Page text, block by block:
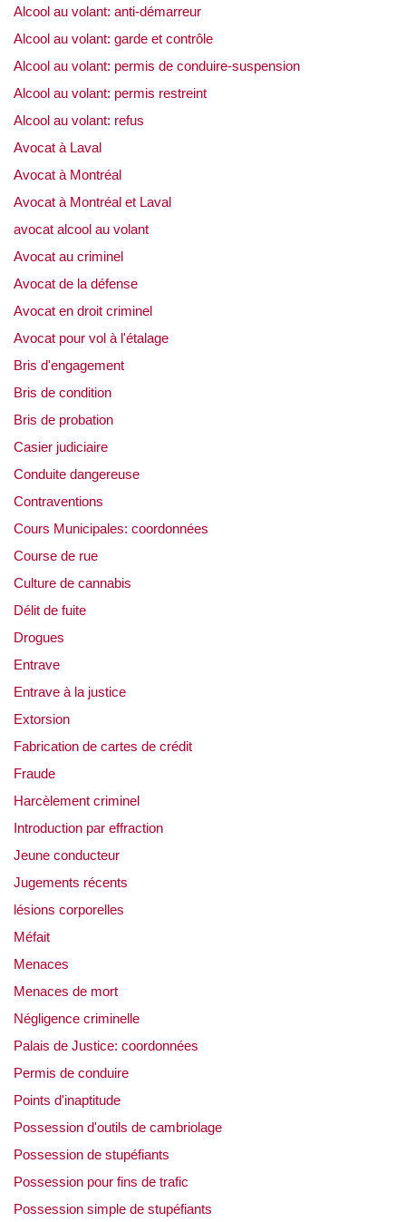
Alcool au volant: anti-démarreur
Alcool au volant: garde et contrôle
Alcool au volant: permis de conduire-suspension
Alcool au volant: permis restreint
Alcool au volant: refus
Avocat à Laval
Avocat à Montréal
Avocat à Montréal et Laval
avocat alcool au volant
Avocat au criminel
Avocat de la défense
Avocat en droit criminel
Avocat pour vol à l'étalage
Bris d'engagement
Bris de condition
Bris de probation
Casier judiciaire
Conduite dangereuse
Contraventions
Cours Municipales: coordonnées
Course de rue
Culture de cannabis
Délit de fuite
Drogues
Entrave
Entrave à la justice
Extorsion
Fabrication de cartes de crédit
Fraude
Harcèlement criminel
Introduction par effraction
Jeune conducteur
Jugements récents
lésions corporelles
Méfait
Menaces
Menaces de mort
Négligence criminelle
Palais de Justice: coordonnées
Permis de conduire
Points d'inaptitude
Possession d'outils de cambriolage
Possession de stupéfiants
Possession pour fins de trafic
Possession simple de stupéfiants